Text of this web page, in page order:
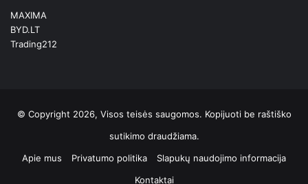
MAXIMA
BYD.LT
Trading212
© Copyright 2026, Visos teisės saugomos. Kopijuoti be raštiško
sutikimo draudžiama.
Apie mus
Privatumo politika
Slapukų naudojimo informacija
Kontaktai